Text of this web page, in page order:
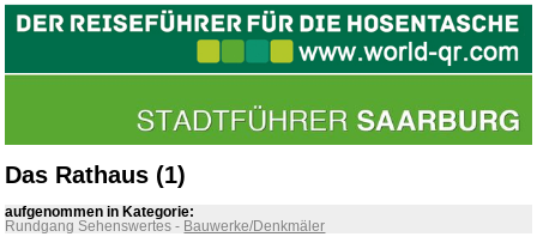
Das Rathaus (1)
aufgenommen in Kategorie:
Rundgang Sehenswertes - Bauwerke/Denkmäler